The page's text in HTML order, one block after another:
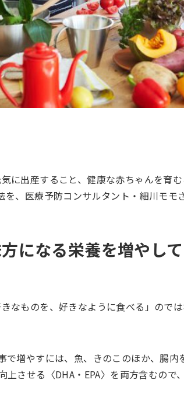
に出産すること、健康な赤ちゃんを育
、医療予防コンサルタント・細川モモ
になる栄養を増やし
なものを、好きなように食べる」ので
増やすには、魚、きのこのほか、腸内
させる〈DHA・EPA〉を両方含むので